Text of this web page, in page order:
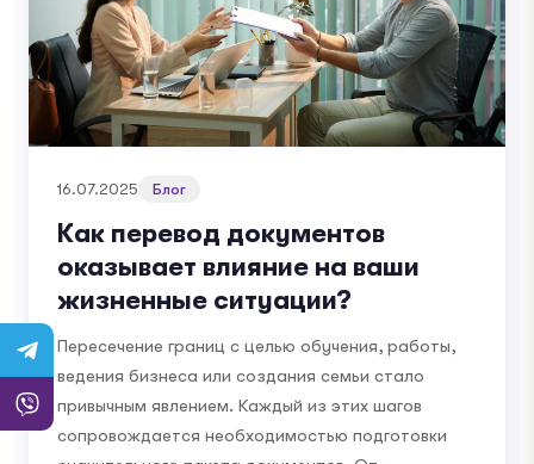
16.07.2025 Блог
Как перевод документов
оказывает влияние на ваши
жизненные ситуации?
Пересечение границ с целью обучения, работы,
ведения бизнеса или создания семьи стало
привычным явлением. Каждый из этих шагов
сопровождается необходимостью подготовки